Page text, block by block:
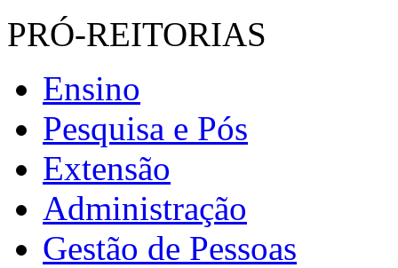
PRÓ-REITORIAS
Ensino
Pesquisa e Pós
Extensão
Administração
Gestão de Pessoas